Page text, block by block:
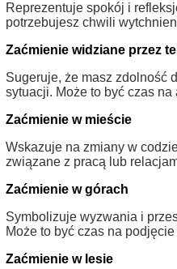
Reprezentuje spokój i
potrzebujesz chwili
Zaćmienie widziane przez
Sugeruje, że masz zdolność
sytuacji. Może to być czas
Zaćmienie w mieście
Wskazuje na zmiany w
związane z pracą lub
Zaćmienie w górach
Symbolizuje wyzwania i
Może to być czas na
Zaćmienie w lesie